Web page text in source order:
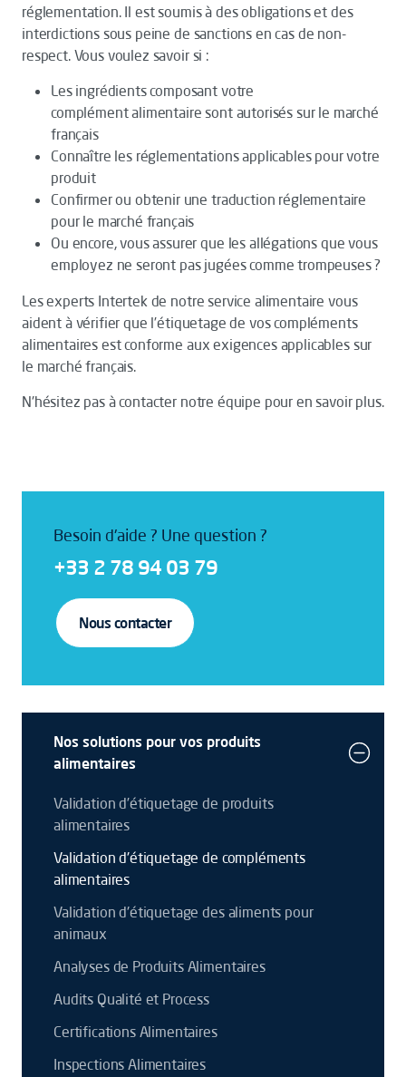
réglementation. Il est soumis à des obligations et des
interdictions sous peine de sanctions en cas de non-
respect. Vous voulez savoir si :
Les ingrédients composant votre
complément alimentaire sont autorisés sur le marché
français
Connaître les réglementations applicables pour votre
produit
Confirmer ou obtenir une traduction réglementaire
pour le marché français
Ou encore, vous assurer que les allégations que vous
employez ne seront pas jugées comme trompeuses ?
Les experts Intertek de notre service alimentaire vous
aident à vérifier que l’étiquetage de vos compléments
alimentaires est conforme aux exigences applicables sur
le marché français.
N'hésitez pas à contacter notre équipe pour en savoir plus.
Besoin d'aide ? Une question ?
+33 2 78 94 03 79
Nous contacter
Nos solutions pour vos produits
alimentaires
Validation d’étiquetage de produits
alimentaires
Validation d'étiquetage de compléments
alimentaires
Validation d'étiquetage des aliments pour
animaux
Analyses de Produits Alimentaires
Audits Qualité et Process
Certifications Alimentaires
Inspections Alimentaires